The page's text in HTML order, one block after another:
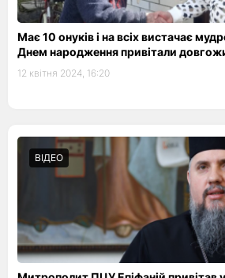
Має 10 онуків і на всіх вистачає
Днем народження привітали
12 квітня 2024, 16:20
ВІДЕО